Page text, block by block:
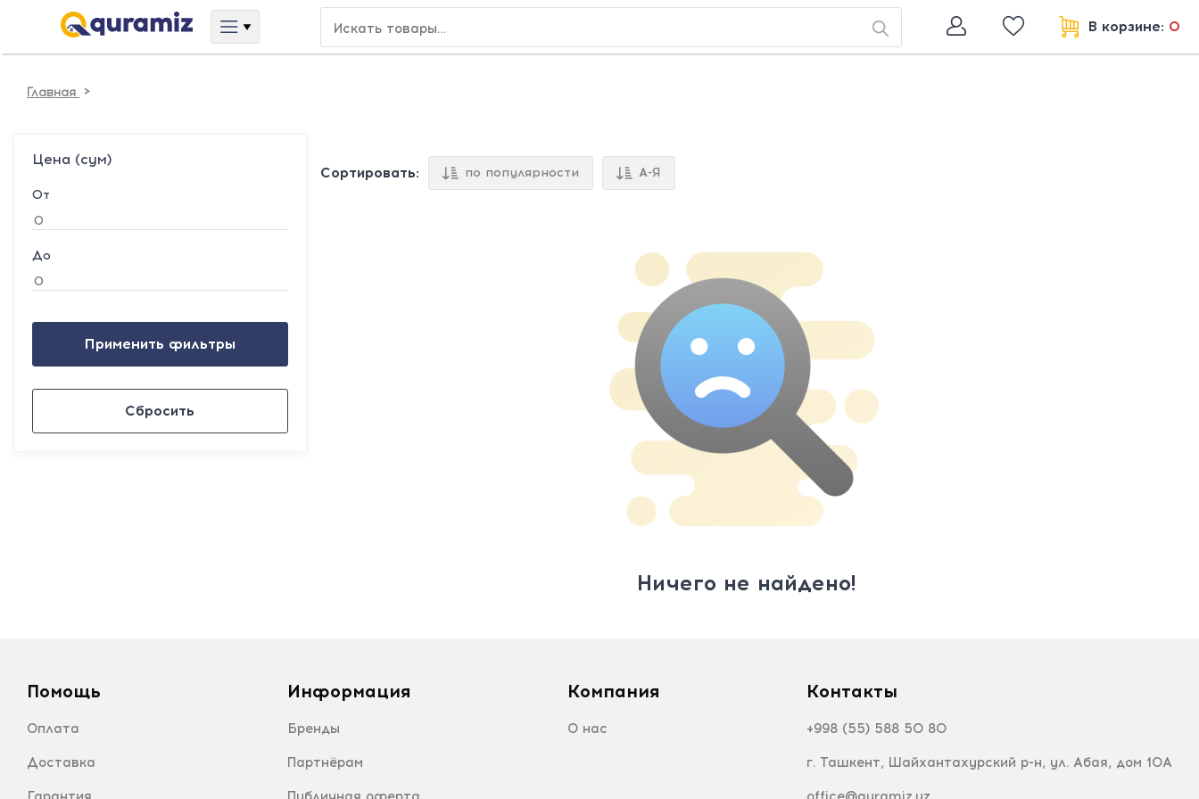
В корзине: 0
Главная >
Цена (сум)
От
До
Применить фильтры
Сбросить
Сортировать: по популярности А-Я
Ничего не найдено!
Помощь
Оплата
Доставка
Информация
Бренды
Партнёрам
Компания
О нас
Контакты
+998 (55) 588 50 80
г. Ташкент, Шайхантахурский р-н, ул. Абая, дом 10А